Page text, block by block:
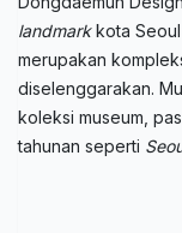
landmarkkota
merupakan
diselenggarakan.
koleksi museum,
tahunan seperti